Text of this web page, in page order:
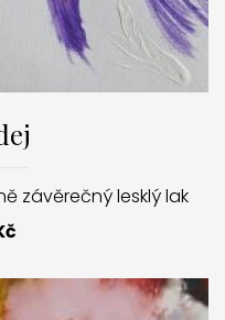
závěrečný lesklý lak